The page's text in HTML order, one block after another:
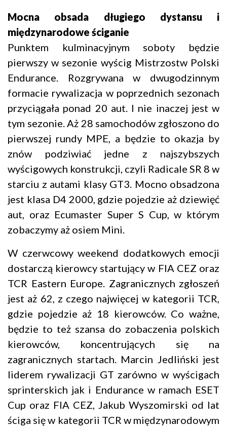
Mocna obsada długiego dystansu i
międzynarodowe ściganie
Punktem kulminacyjnym soboty będzie
pierwszy w sezonie wyścig Mistrzostw Polski
Endurance. Rozgrywana w dwugodzinnym
formacie rywalizacja w poprzednich sezonach
przyciągała ponad 20 aut. I nie inaczej jest w
tym sezonie. Aż 28 samochodów zgłoszono do
pierwszej rundy MPE, a będzie to okazja by
znów podziwiać jedne z najszybszych
wyścigowych konstrukcji, czyli Radicale SR 8 w
starciu z autami klasy GT3. Mocno obsadzona
jest klasa D4 2000, gdzie pojedzie aż dziewięć
aut, oraz Ecumaster Super S Cup, w którym
zobaczymy aż osiem Mini.
W czerwcowy weekend dodatkowych emocji
dostarczą kierowcy startujący w FIA CEZ oraz
TCR Eastern Europe. Zagranicznych zgłoszeń
jest aż 62, z czego najwięcej w kategorii TCR,
gdzie pojedzie aż 18 kierowców. Co ważne,
będzie to też szansa do zobaczenia polskich
kierowców, koncentrujących się na
zagranicznych startach. Marcin Jedliński jest
liderem rywalizacji GT zarówno w wyścigach
sprinterskich jak i Endurance w ramach ESET
Cup oraz FIA CEZ, Jakub Wyszomirski od lat
ściga się w kategorii TCR w międzynarodowym